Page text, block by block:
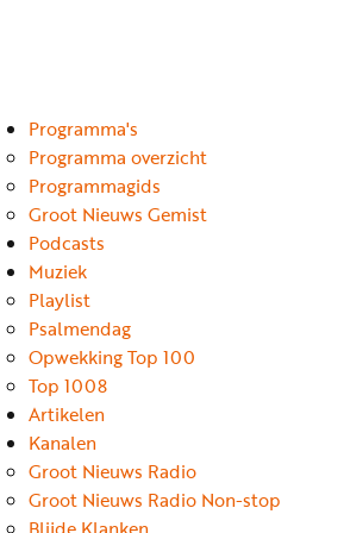
Programma's
Programma overzicht
Programmagids
Groot Nieuws Gemist
Podcasts
Muziek
Playlist
Psalmendag
Opwekking Top 100
Top 1008
Artikelen
Kanalen
Groot Nieuws Radio
Groot Nieuws Radio Non-stop
Podcasts
Muziek
Artikelen
Kanalen
Steun
onze
missie
Info